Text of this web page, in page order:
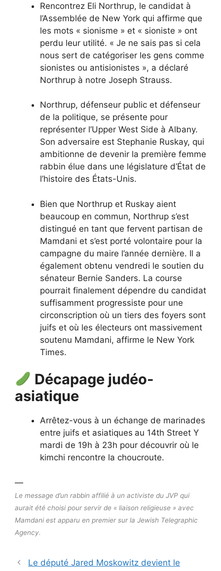
Rencontrez Eli Northrup, le candidat à
l’Assemblée de New York qui affirme que
les mots « sionisme » et « sioniste » ont
perdu leur utilité. « Je ne sais pas si cela
nous sert de catégoriser les gens comme
sionistes ou antisionistes », a déclaré
Northrup à notre Joseph Strauss.
Northrup, défenseur public et défenseur
de la politique, se présente pour
représenter l’Upper West Side à Albany.
Son adversaire est Stephanie Ruskay, qui
ambitionne de devenir la première femme
rabbin élue dans une législature d’État de
l’histoire des États-Unis.
Bien que Northrup et Ruskay aient
beaucoup en commun, Northrup s’est
distingué en tant que fervent partisan de
Mamdani et s’est porté volontaire pour la
campagne du maire l’année dernière. Il a
également obtenu vendredi le soutien du
sénateur Bernie Sanders. La course
pourrait finalement dépendre du candidat
suffisamment progressiste pour une
circonscription où un tiers des foyers sont
juifs et où les électeurs ont massivement
soutenu Mamdani, affirme le New York
Times.
Décapage judéo-
asiatique
Arrêtez-vous à un échange de marinades
entre juifs et asiatiques au 14th Street Y
mardi de 19h à 23h pour découvrir où le
kimchi rencontre la choucroute.
—
Le message d’un rabbin affilié à un activiste du JVP qui
aurait été choisi pour servir de « liaison religieuse » avec
Mamdani est apparu en premier sur la Jewish Telegraphic
Agency.
Le député Jared Moskowitz devient le